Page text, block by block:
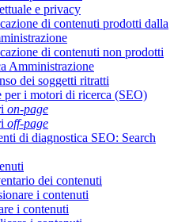
e privacy
di contenuti prodotti dalla
di contenuti non prodotti
Amministrazione
dei soggetti ritratti
per i motori di ricerca (SEO)
on-page
off-page
di diagnostica SEO: Search
dei contenuti
i contenuti
i contenuti